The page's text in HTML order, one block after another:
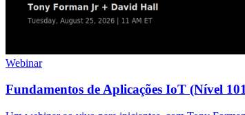
Webinar
Fundamentos de Aplicações IoT (Nível